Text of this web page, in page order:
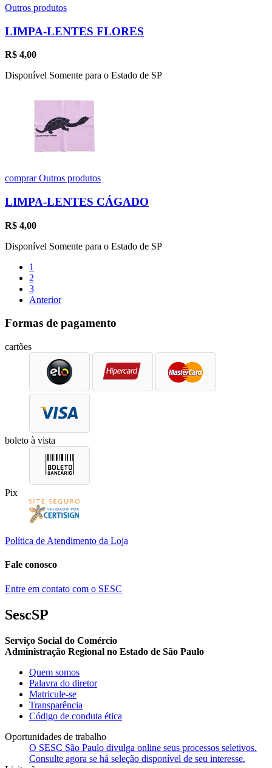
Outros produtos
LIMPA-LENTES FLORES
R$ 4,00
Disponível Somente para o Estado de SP
comprarOutros produtos
LIMPA-LENTES CÁGADO
R$ 4,00
Disponível Somente para o Estado de SP
1
2
3
Anterior
Formas de pagamento
cartões
boleto à vista
Pix
Política de Atendimento da Loja
Fale conosco
Entre em contato com o SESC
SescSP
Serviço Social do Comércio
Administração Regional no Estado de São Paulo
Quem somos
Palavra do diretor
Matricule-se
Transparência
Código de conduta ética
Oportunidades de trabalho
O SESC São Paulo divulga online seus processos seletivos.
Consulte agora se há seleção disponível de seu interesse.